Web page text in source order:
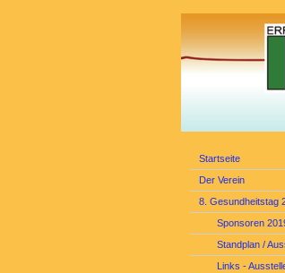
Startseite
Der Verein
8. Gesundheitstag
Sponsoren
Standplan /
Links -